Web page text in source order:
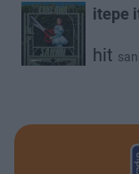
itepe
hit